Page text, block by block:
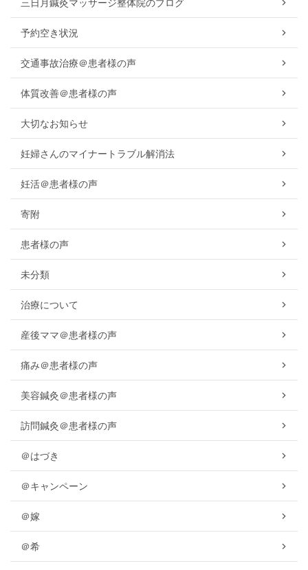
三日月鍼灸マッサージ整体院のブログ
予約空き状況
交通事故治療＠患者様の声
体質改善＠患者様の声
大切なお知らせ
妊婦さんのマイナートラブル解消法
妊活＠患者様の声
寄附
患者様の声
未分類
治療について
産後ママ＠患者様の声
痛み＠患者様の声
美容鍼灸＠患者様の声
訪問鍼灸＠患者様の声
＠はづき
＠キャンペーン
＠嫁
＠希